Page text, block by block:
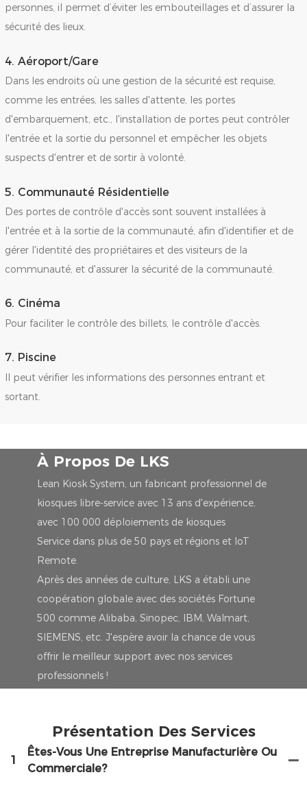
personnes, il permet d’éviter les embouteillages et d’assurer la
sécurité des lieux.
4. Aéroport/gare
Dans les endroits où une gestion de la sécurité est requise,
comme les entrées, les salles d'attente, les portes
d'embarquement, etc., l'installation de portes peut contrôler
l'entrée et la sortie du personnel et empêcher les objets
suspects d'entrer et de sortir à volonté.
5. Communauté Résidentielle
Des portes de contrôle d'accès sont souvent installées à
l'entrée et à la sortie de la communauté, afin d'identifier et de
gérer l'identité des propriétaires et des visiteurs de la
communauté, et d'assurer la sécurité de la communauté.
6. Cinéma
Pour faciliter le contrôle des billets, le contrôle d'accès.
7. Piscine
Il peut vérifier les informations des personnes entrant et
sortant.
À Propos De LKS
Lean Kiosk System, un fabricant professionnel de
kiosques libre-service avec 13 ans d'expérience,
avec 100 000 déploiements de kiosques
Service dans plus de 50 pays et régions et IoT
Remote.
Après des années de culture, LKS a établi une
coopération globale avec des sociétés Fortune
500 comme Alibaba, Sinopec, IBM, Walmart,
SIEMENS, etc. J'espère avoir la chance de vous
offrir le meilleur support avec nos services
professionnels !
Présentation Des Services
1
Êtes-Vous Une Entreprise Manufacturière Ou
Commerciale?